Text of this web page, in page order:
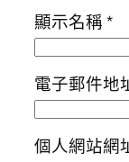
顯示名稱*
電子郵件地
個人網站網